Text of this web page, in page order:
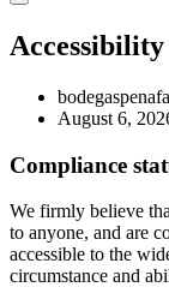
August 6,
Compliance
We firmly believe
to anyone, and are
accessible to the
circumstance and